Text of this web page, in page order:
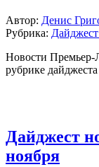
Автор: Денис
Рубрика:
Новости Премьер-
рубрике
Дайджест
ноября